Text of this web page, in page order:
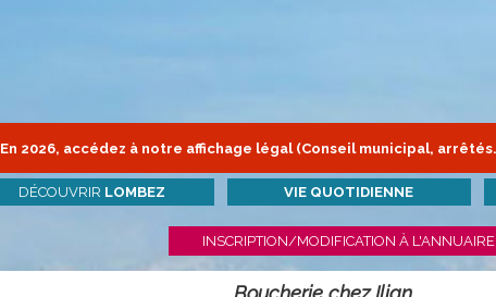
En 2026, accédez à notre affichage légal (Conseil municipal,
DÉCOUVRIR LOMBEZ VIE QUOTIDIENNE
INSCRIPTION/MODIFICATION À L'ANNUAIRE